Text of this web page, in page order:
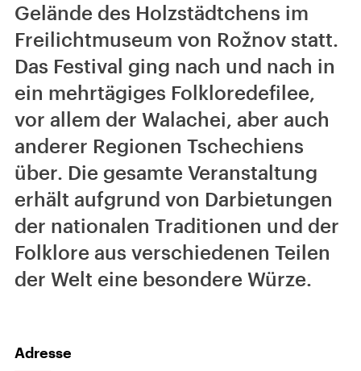
Gelände des Holzstädtchens im
Freilichtmuseum von Rožnov statt.
Das Festival ging nach und nach in
ein mehrtägiges Folkloredefilee,
vor allem der Walachei, aber auch
anderer Regionen Tschechiens
über. Die gesamte Veranstaltung
erhält aufgrund von Darbietungen
der nationalen Traditionen und der
Folklore aus verschiedenen Teilen
der Welt eine besondere Würze.
Adresse